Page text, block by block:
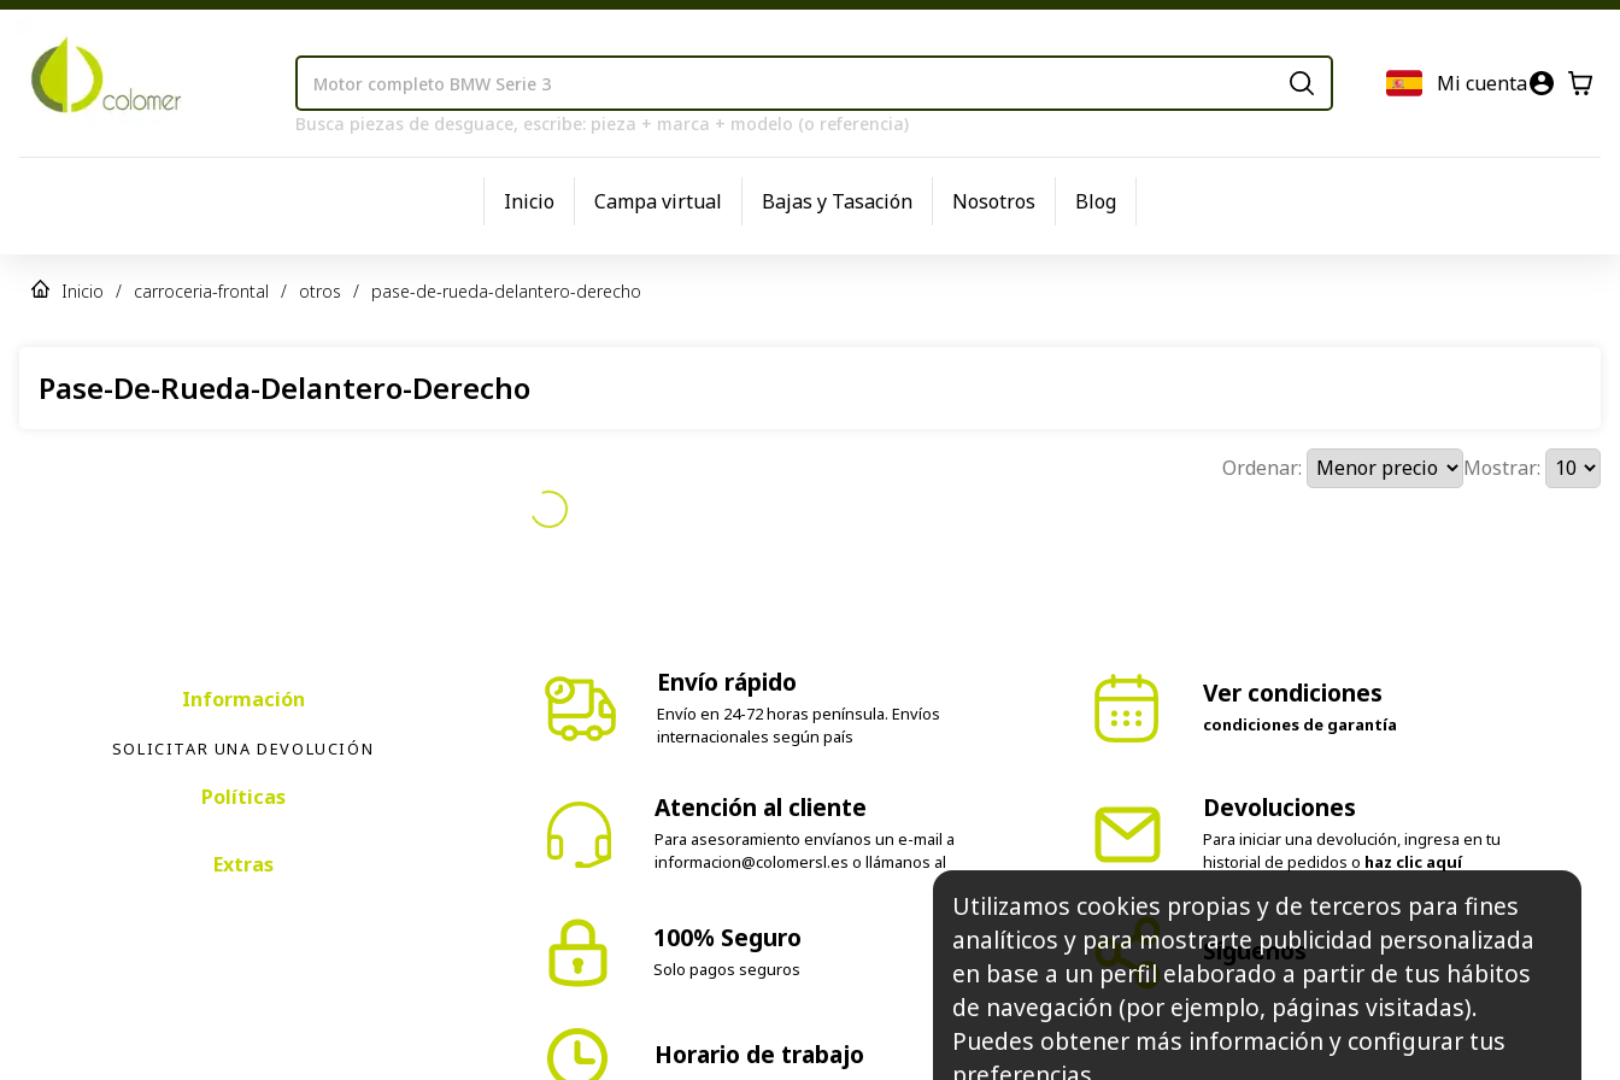
Busca piezas de desguace, escribe: pieza + marca + modelo (o referencia)
Mi cuenta
Inicio Campa virtual Bajas y Tasación Nosotros Blog
Inicio / carroceria-frontal / otros / pase-de-rueda-delantero-derecho
Pase-De-Rueda-Delantero-Derecho
Ordenar: Mostrar:
SOLICITAR UNA DEVOLUCIÓN
Políticas
Envío en 24-72 horas península. Envíos
internacionales según país
condiciones de garantía
Para asesoramiento envíanos un e-mail a
informacion@colomersl.eso llámanos al
Para iniciar una devolución, ingresa en tu
historial de pedidos o
Solo pagos seguros
Síguenos
Utilizamos cookies propias y de terceros para fines
analíticos y para mostrarte publicidad personalizada
en base a un perfil elaborado a partir de tus hábitos
de navegación (por ejemplo, páginas visitadas).
Puedes obtener más información y configurar tus